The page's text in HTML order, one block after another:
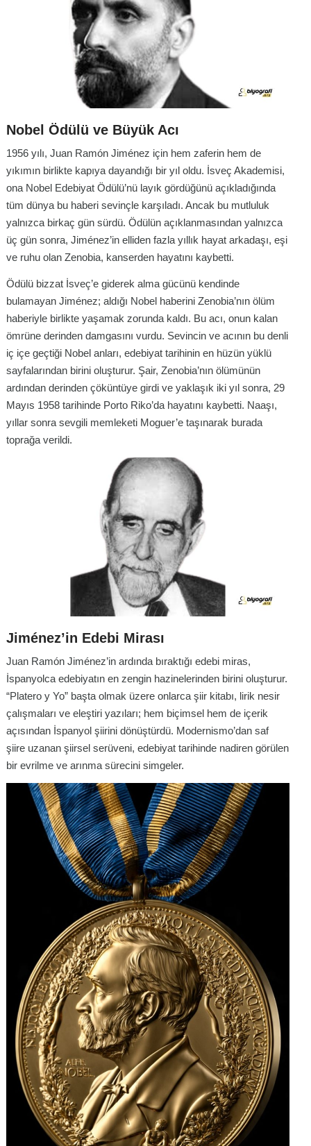
Nobel Ödülü ve Büyük Acı
1956 yılı, Juan Ramón Jiménez için hem zaferin hem de
yıkımın birlikte kapıya dayandığı bir yıl oldu. İsveç Akademisi,
ona Nobel Edebiyat Ödülü’nü layık gördüğünü açıkladığında
tüm dünya bu haberi sevinçle karşıladı. Ancak bu mutluluk
yalnızca birkaç gün sürdü. Ödülün açıklanmasından yalnızca
üç gün sonra, Jiménez’in elliden fazla yıllık hayat arkadaşı, eşi
ve ruhu olan Zenobia, kanserden hayatını kaybetti.
Ödülü bizzat İsveç’e giderek alma gücünü kendinde
bulamayan Jiménez; aldığı Nobel haberini Zenobia’nın ölüm
haberiyle birlikte yaşamak zorunda kaldı. Bu acı, onun kalan
ömrüne derinden damgasını vurdu. Sevincin ve acının bu denli
iç içe geçtiği Nobel anları, edebiyat tarihinin en hüzün yüklü
sayfalarından birini oluşturur. Şair, Zenobia’nın ölümünün
ardından derinden çöküntüye girdi ve yaklaşık iki yıl sonra, 29
Mayıs 1958 tarihinde Porto Riko’da hayatını kaybetti. Naaşı,
yıllar sonra sevgili memleketi Moguer’e taşınarak burada
toprağa verildi.
Jiménez’in Edebi Mirası
Juan Ramón Jiménez’in ardında bıraktığı edebi miras,
İspanyolca edebiyatın en zengin hazinelerinden birini oluşturur.
“Platero y Yo” başta olmak üzere onlarca şiir kitabı, lirik nesir
çalışmaları ve eleştiri yazıları; hem biçimsel hem de içerik
açısından İspanyol şiirini dönüştürdü. Modernismo’dan saf
şiire uzanan şiirsel serüveni, edebiyat tarihinde nadiren görülen
bir evrilme ve arınma sürecini simgeler.